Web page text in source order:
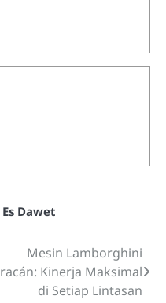
Dawet
Mesin Lamborghini
Kinerja Maksimal
di Setiap Lintasan